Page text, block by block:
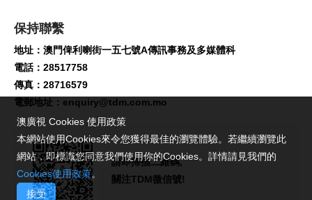
保持聯繫
地址：澳門俾利喇街一五七號A傳訊事務及多媒體科
電話：28517758
傳真：28716579
電郵地址： enquiry@tdm.com.mo
請即掃描二維碼,
關注TDM微信號!
澳廣視 Cookies 使用政策
本網站使用Cookies來令您獲得最佳的瀏覽體驗。若繼續瀏覽此
網站，即標識您同意我們使用你的Cookies。詳情請見我們的
Cookies使用政策。
接受